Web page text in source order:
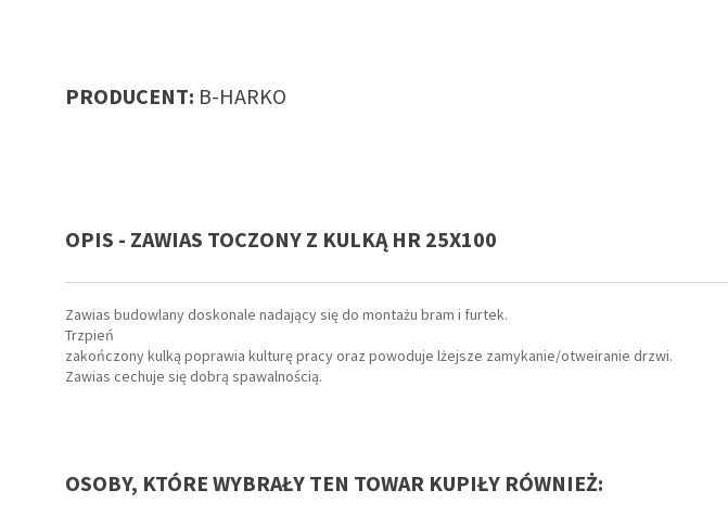
PRODUCENT: B-HARKO
OPIS - ZAWIAS TOCZONY Z KULKĄ HR 25X100
Zawias budowlany doskonale nadający się do montażu bram i furtek.
Trzpień
zakończony kulką poprawia kulturę pracy oraz powoduje lżejsze zamykanie/otweiranie drzwi.
Zawias cechuje się dobrą spawalnością.
OSOBY, KTÓRE WYBRAŁY TEN TOWAR KUPIŁY RÓWNIEŻ: